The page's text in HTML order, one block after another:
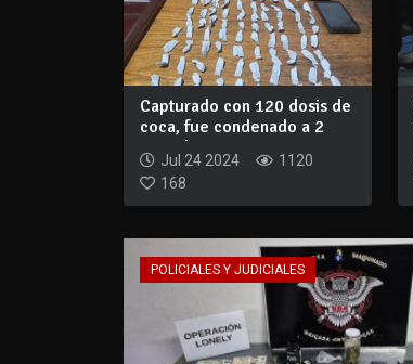
Capturado con 120 dosis de
coca, fue condenado a 2
años de c...
Jul 24 2024
1120
168
POLICIALES Y JUDICIALES